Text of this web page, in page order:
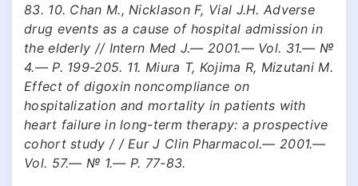
83. 10. Chan M., Nicklason F, Vial J.H. Adverse
drug events as a cause of hospital admission in
the elderly // Intern Med J.— 2001.— Vol. 31.— №
4.— Р. 199-205. 11. Miura T, Kojima R, Mizutani M.
Effect of digoxin noncompliance on
hospitalization and mortality in patients with
heart failure in long-term therapy: a prospective
cohort study / / Eur J Clin Pharmacol.— 2001.—
Vol. 57.— № 1.— Р. 77-83.